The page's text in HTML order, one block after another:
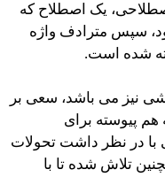
یک اصطلاح که
سپس مترادف واژه
شده است.
نیز می باشد، سعی بر
پیوسته برای
با در نظر داشت تحولات
تلاش شده تا با